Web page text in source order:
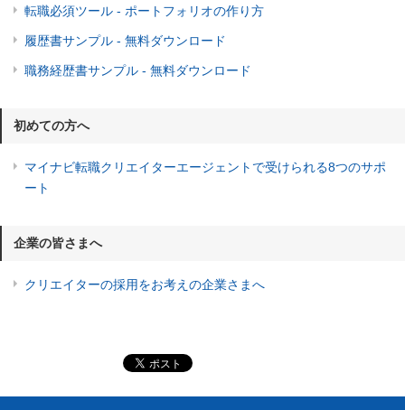
転職必須ツール - ポートフォリオの作り方
履歴書サンプル - 無料ダウンロード
職務経歴書サンプル - 無料ダウンロード
初めての方へ
マイナビ転職クリエイターエージェントで受けられる8つのサポ
ート
企業の皆さまへ
クリエイターの採用をお考えの企業さまへ